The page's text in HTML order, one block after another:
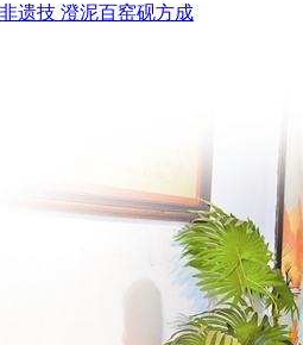
遗技 澄泥百窑砚方成